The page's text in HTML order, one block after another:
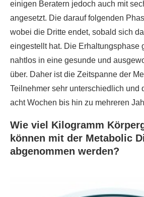
einigen Beratern jedoch auch mit
angesetzt. Die darauf folgenden
wobei die Dritte endet, sobald sich
eingestellt hat. Die Erhaltungsphase
nahtlos in eine gesunde und
über. Daher ist die Zeitspanne der
Teilnehmer sehr unterschiedlich und
acht Wochen bis hin zu mehreren
Wie viel Kilogramm
können mit der Metabolic
abgenommen werden?